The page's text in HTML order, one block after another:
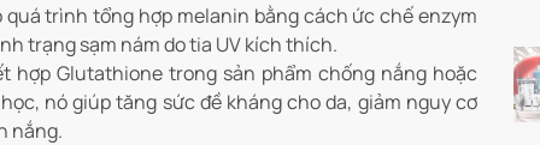
trình tổng hợp melanin bằng cách ức chế enzym
trạng sạm nám do tia UV kích thích.
hợp Glutathione trong sản phẩm chống nắng hoặc
nó giúp tăng sức đề kháng cho da, giảm nguy cơ
nắng.